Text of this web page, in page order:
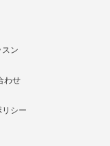
スン
わせ
シー